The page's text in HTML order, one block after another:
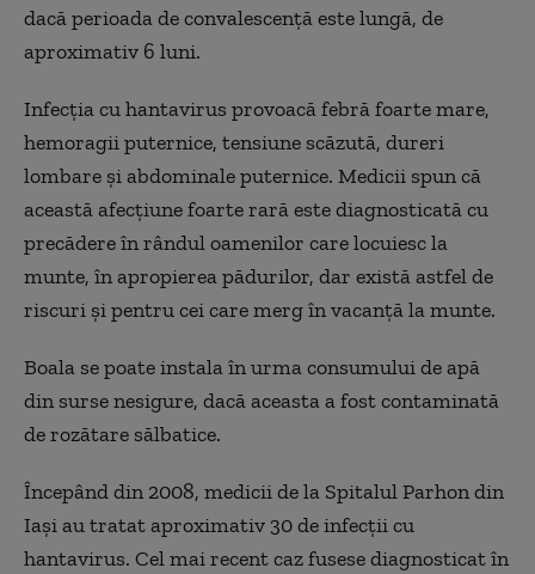
dacă perioada de convalescență este lungă, de
aproximativ 6 luni.
Infecția cu hantavirus provoacă febră foarte mare,
hemoragii puternice, tensiune scăzută, dureri
lombare și abdominale puternice. Medicii spun că
această afecțiune foarte rară este diagnosticată cu
precădere în rândul oamenilor care locuiesc la
munte, în apropierea pădurilor, dar există astfel de
riscuri și pentru cei care merg în vacanță la munte.
Boala se poate instala în urma consumului de apă
din surse nesigure, dacă aceasta a fost contaminată
de rozătare sălbatice.
Începând din 2008, medicii de la Spitalul Parhon din
Iași au tratat aproximativ 30 de infecții cu
hantavirus. Cel mai recent caz fusese diagnosticat în